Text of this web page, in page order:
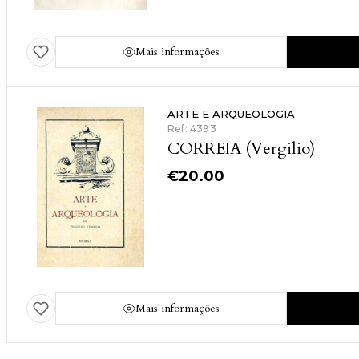
Mais informações
ARTE E ARQUEOLOGIA
Ref: 4393
CORREIA (Vergilio)
€20.00
Mais informações